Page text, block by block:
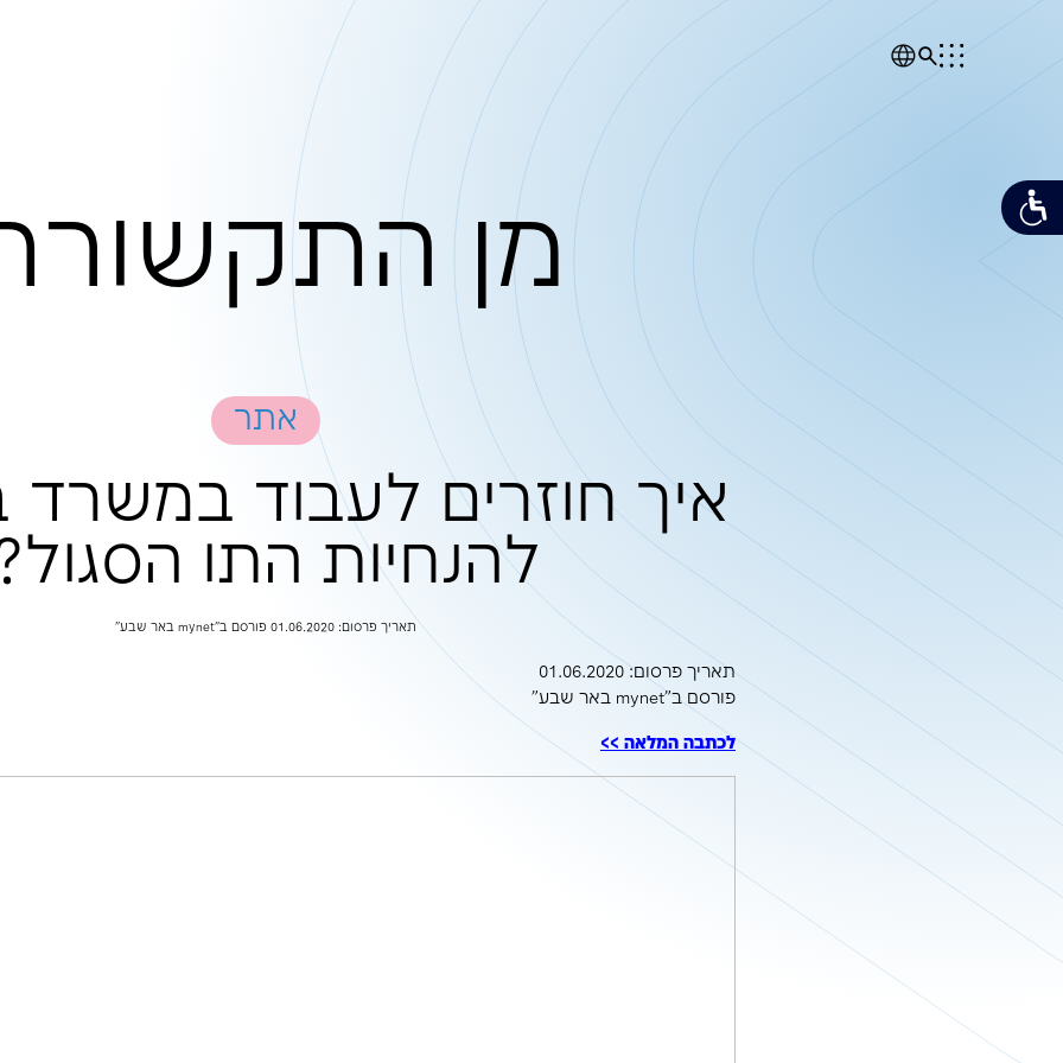
מן התקשורת
אתר
איך חוזרים לעבוד במשרד
להנחיות התו הסגול?
תאריך פרסום: 01.06.2020 פורסם ב"mynet באר שבע"
תאריך פרסום: 01.06.2020
פורסם ב"mynet באר שבע"
לכתבה המלאה >>